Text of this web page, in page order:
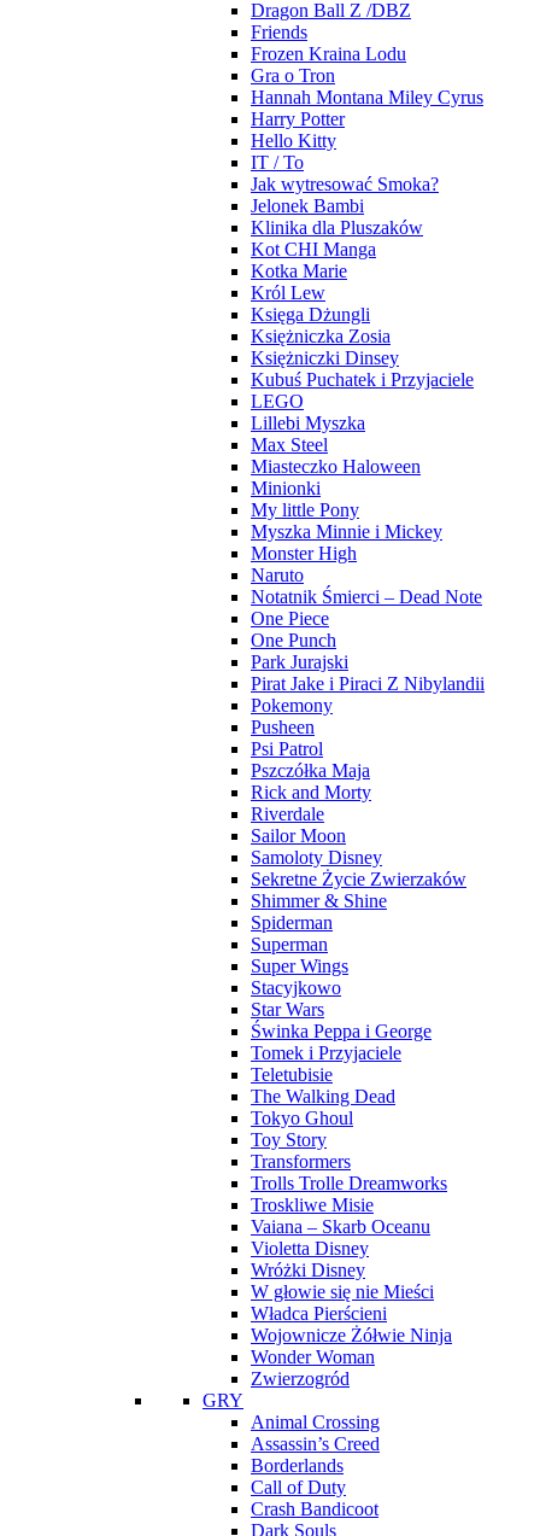
Dragon Ball Z /DBZ
Friends
Frozen Kraina Lodu
Gra o Tron
Hannah Montana Miley Cyrus
Harry Potter
Hello Kitty
IT / To
Jak wytresować Smoka?
Jelonek Bambi
Klinika dla Pluszaków
Kot CHI Manga
Kotka Marie
Król Lew
Księga Dżungli
Księżniczka Zosia
Księżniczki Dinsey
Kubuś Puchatek i Przyjaciele
LEGO
Lillebi Myszka
Max Steel
Miasteczko Haloween
Minionki
My little Pony
Myszka Minnie i Mickey
Monster High
Naruto
Notatnik Śmierci – Dead Note
One Piece
One Punch
Park Jurajski
Pirat Jake i Piraci Z Nibylandii
Pokemony
Pusheen
Psi Patrol
Pszczółka Maja
Rick and Morty
Riverdale
Sailor Moon
Samoloty Disney
Sekretne Życie Zwierzaków
Shimmer & Shine
Spiderman
Superman
Super Wings
Stacyjkowo
Star Wars
Świnka Peppa i George
Tomek i Przyjaciele
Teletubisie
The Walking Dead
Tokyo Ghoul
Toy Story
Transformers
Trolls Trolle Dreamworks
Troskliwe Misie
Vaiana – Skarb Oceanu
Violetta Disney
Wróżki Disney
W głowie się nie Mieści
Władca Pierścieni
Wojownicze Żółwie Ninja
Wonder Woman
Zwierzogród
GRY
Animal Crossing
Assassin’s Creed
Borderlands
Call of Duty
Crash Bandicoot
Dark Souls